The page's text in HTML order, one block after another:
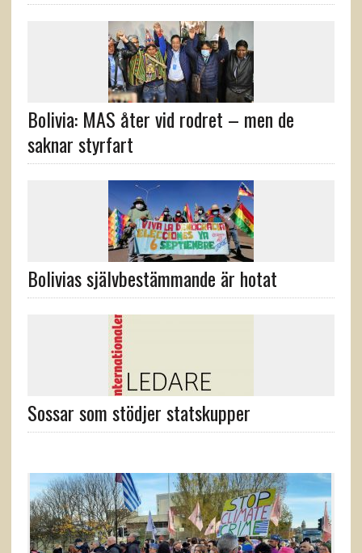
Bolivia: MAS åter vid rodret – men de
saknar styrfart
Bolivias självbestämmande är hotat
Sossar som stödjer statskupper